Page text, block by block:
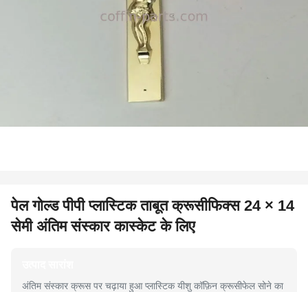
पेल गोल्ड पीपी प्लास्टिक ताबूत क्रूसीफिक्स 24 × 14
सेमी अंतिम संस्कार कास्केट के लिए
अंतिम संस्कार क्रूस पर चढ़ाया हुआ प्लास्टिक यीशु कॉफ़िन क्रूसीफेल सोने का